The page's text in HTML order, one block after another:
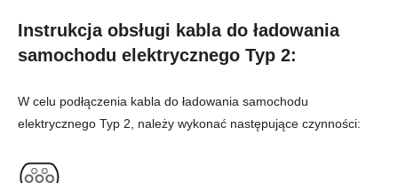
Instrukcja obsługi kabla do ładowania
samochodu elektrycznego Typ 2:
W celu podłączenia kabla do ładowania samochodu
elektrycznego Typ 2, należy wykonać następujące czynności: